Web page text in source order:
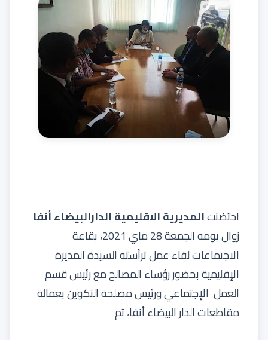
احتضنتالمديرية الاقليمية الدارالبيضاء أنفا
زوال يومه الجمعة 28 ماي 2021، بقاعة
الاجتماعات لقاء عمل ترأسته السيدة المديرة
الإقليمية بحضور رؤساء المصالح مع رئيس قسم
العمل الإجتماعي ورئيس مصلحة التكوين بعمالة
مقاطعات الدار البيضاء أنفا، تم